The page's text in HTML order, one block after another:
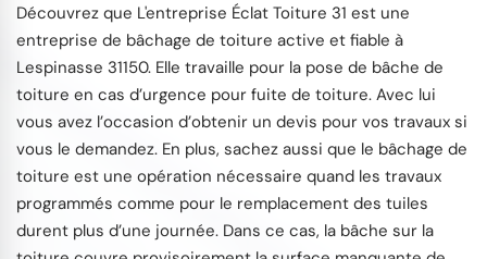
Découvrez que L'entreprise Éclat Toiture 31 est une
entreprise de bâchage de toiture active et fiable à
Lespinasse 31150. Elle travaille pour la pose de bâche de
toiture en cas d’urgence pour fuite de toiture. Avec lui
vous avez l’occasion d’obtenir un devis pour vos travaux si
vous le demandez. En plus, sachez aussi que le bâchage de
toiture est une opération nécessaire quand les travaux
programmés comme pour le remplacement des tuiles
durent plus d’une journée. Dans ce cas, la bâche sur la